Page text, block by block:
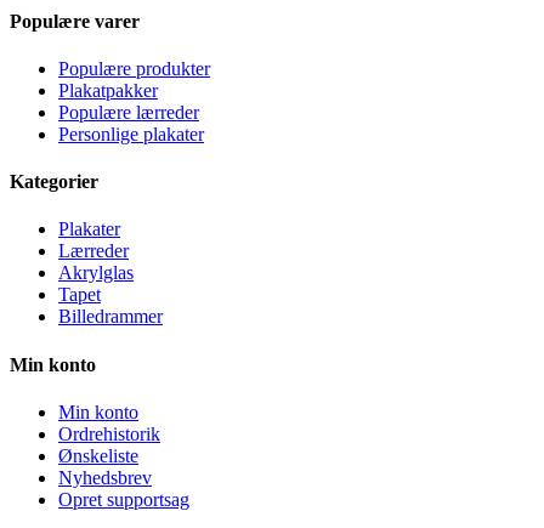
Populære varer
Populære produkter
Plakatpakker
Populære lærreder
Personlige plakater
Kategorier
Plakater
Lærreder
Akrylglas
Tapet
Billedrammer
Min konto
Min konto
Ordrehistorik
Ønskeliste
Nyhedsbrev
Opret supportsag